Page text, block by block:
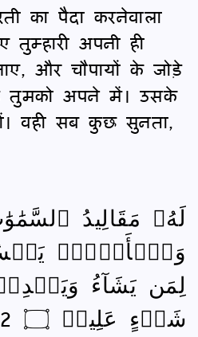
का पैदा करनेवाला
तुम्हारी अपनी ही
और चौपायों के जोड़े
तुमको अपने में। उसके
वही सब कुछ सुनता,
لَهُۥ مَقَالِيدُ
وَٱلۡأَرۡضِۖ
لِمَن يَشَآءُ
شَيۡءٍ عَلِيمٞ ۝ 12